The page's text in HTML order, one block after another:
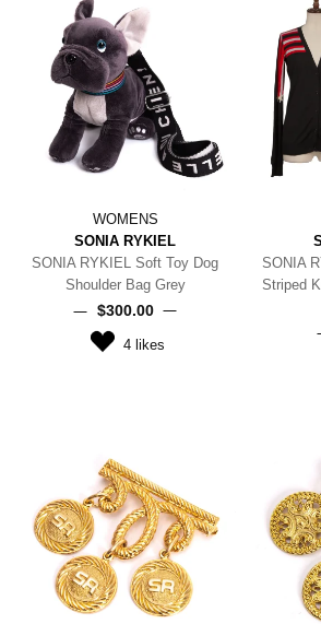
WOMENS
SONIA RYKIEL
SONIA RYKIEL Soft Toy Dog
Shoulder Bag Grey
$‌300.00
4likes
SONIA
Striped